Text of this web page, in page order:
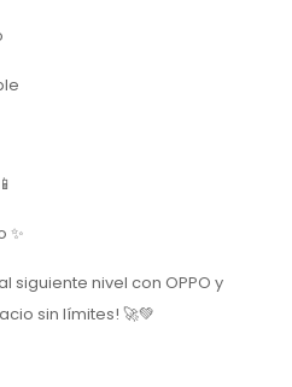
✨
siguiente nivel con OPPO y
sin límites! 🚀💚